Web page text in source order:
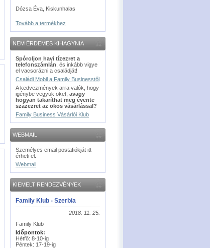
Dózsa Éva, Kiskunhalas
Tovább a termékhez
NEM ÉRDEMES KIHAGYNIA
Spóroljon havi tízezret a
telefonszámlán , és inkább vigye
el vacsorázni a családját!
Családi Mobil a Family Businesstől
A kedvezmények arra valók, hogy
igénybe vegyük oket, avagy
hogyan takaríthat meg évente
százezret az okos vásárlással?
Family Business Vásárlói Klub
WEBMAIL
Személyes email postafiókját itt
érheti el.
Webmail
KIEMELT RENDEZVÉNYEK
Family Klub - Szerbia
2018. 11. 25.
Family Klub
Időpontok:
Hétfő: 8-10-ig
Péntek: 17-19-ig